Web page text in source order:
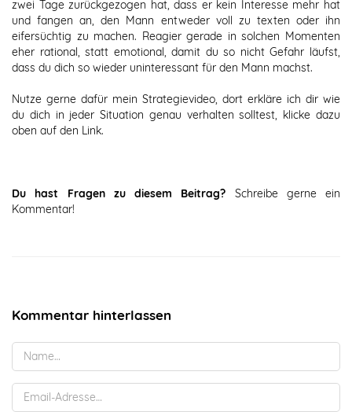
zwei Tage zurückgezogen hat, dass er kein Interesse mehr hat
und fangen an, den Mann entweder voll zu texten oder ihn
eifersüchtig zu machen. Reagier gerade in solchen Momenten
eher rational, statt emotional, damit du so nicht Gefahr läufst,
dass du dich so wieder uninteressant für den Mann machst.
Nutze gerne dafür mein Strategievideo, dort erkläre ich dir wie
du dich in jeder Situation genau verhalten solltest, klicke dazu
oben auf den Link.
Du hast Fragen zu diesem Beitrag? Schreibe gerne ein
Kommentar!
Kommentar hinterlassen